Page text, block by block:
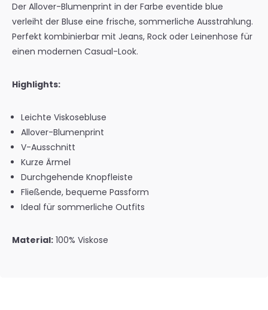
Der Allover-Blumenprint in der Farbe eventide blue
verleiht der Bluse eine frische, sommerliche Ausstrahlung.
Perfekt kombinierbar mit Jeans, Rock oder Leinenhose für
einen modernen Casual-Look.
Highlights:
Leichte Viskosebluse
Allover-Blumenprint
V-Ausschnitt
Kurze Ärmel
Durchgehende Knopfleiste
Fließende, bequeme Passform
Ideal für sommerliche Outfits
Material: 100% Viskose